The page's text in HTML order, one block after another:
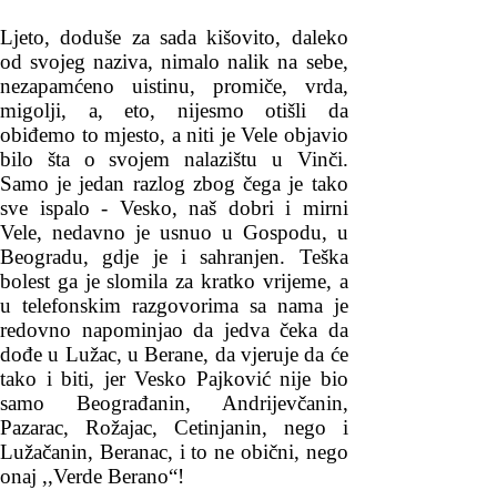
Ljeto, doduše za sada kišovito, daleko
od svojeg naziva, nimalo nalik na sebe,
nezapamćeno uistinu, promiče, vrda,
migolji, a, eto, nijesmo otišli da
obiđemo to mjesto, a niti je Vele objavio
bilo šta o svojem nalazištu u Vinči.
Samo je jedan razlog zbog čega je tako
sve ispalo - Vesko, naš dobri i mirni
Vele, nedavno je usnuo u Gospodu, u
Beogradu, gdje je i sahranjen. Teška
bolest ga je slomila za kratko vrijeme, a
u telefonskim razgovorima sa nama je
redovno napominjao da jedva čeka da
dođe u Lužac, u Berane, da vjeruje da će
tako i biti, jer Vesko Pajković nije bio
samo Beograđanin, Andrijevčanin,
Pazarac, Rožajac, Cetinjanin, nego i
Lužačanin, Beranac, i to ne obični, nego
onaj ,,Verde Berano“!